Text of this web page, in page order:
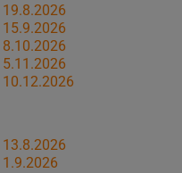
19.8.2026
15.9.2026
8.10.2026
5.11.2026
10.12.2026
13.8.2026
1.9.2026